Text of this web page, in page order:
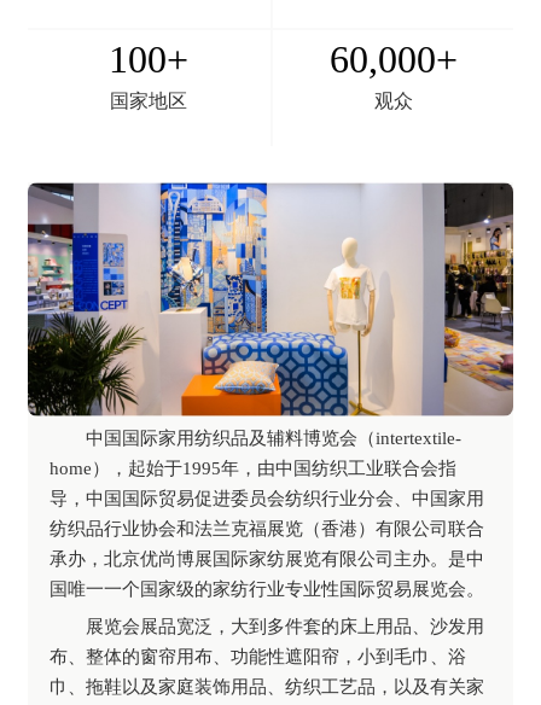
100+
国家地区
60,000+
观众
中国国际家用纺织品及辅料博览会（intertextile-
home），起始于1995年，由中国纺织工业联合会指
导，中国国际贸易促进委员会纺织行业分会、中国家用
纺织品行业协会和法兰克福展览（香港）有限公司联合
承办，北京优尚博展国际家纺展览有限公司主办。是中
国唯一一个国家级的家纺行业专业性国际贸易展览会。
展览会展品宽泛，大到多件套的床上用品、沙发用
布、整体的窗帘用布、功能性遮阳帘，小到毛巾、浴
巾、拖鞋以及家庭装饰用品、纺织工艺品，以及有关家